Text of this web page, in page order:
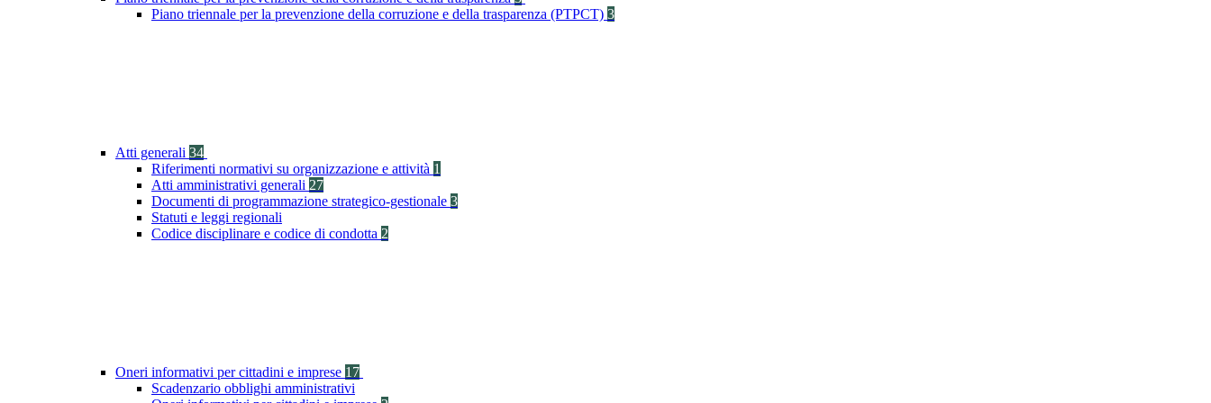
Piano triennale per la prevenzione della corruzione e della trasparenza (PTPCT) 3
Atti generali 34
Riferimenti normativi su organizzazione e attività 1
Atti amministrativi generali 27
Documenti di programmazione strategico-gestionale 3
Statuti e leggi regionali
Codice disciplinare e codice di condotta 2
Oneri informativi per cittadini e imprese 17
Scadenzario obblighi amministrativi